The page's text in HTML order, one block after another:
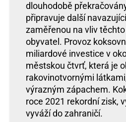
dlouhodobě
připravuje další
zaměřenou na vliv
obyvatel. Provoz
miliardové investice v
městskou čtvrť, která je
rakovinotvornými
výrazným zápachem.
roce 2021 rekordní zisk,
vyváží do zahraničí.